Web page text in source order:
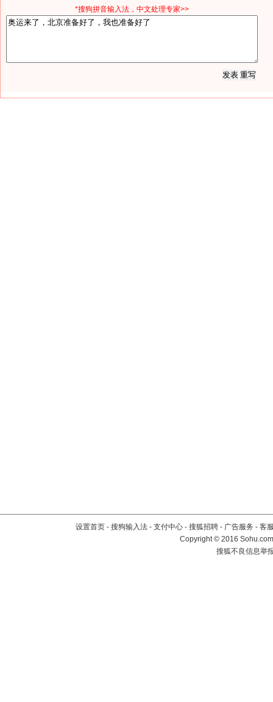
*搜狗拼音输入法，中文处理专家>>
设置首页 - 搜狗输入法 - 支付中心 - 搜狐招聘 - 广告服务 - 客
Copyright©2016
搜狐不良信息举